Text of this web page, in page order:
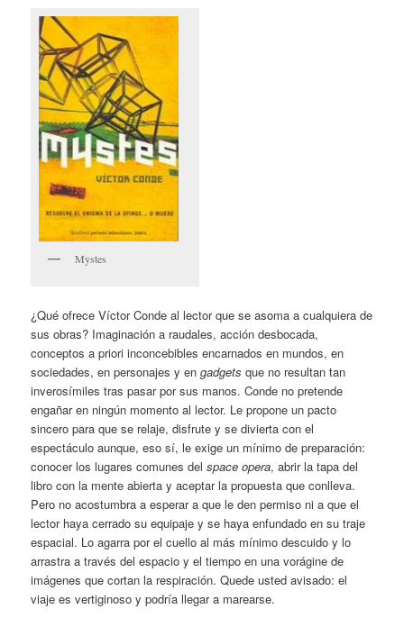
Mystes
¿Qué ofrece Víctor Conde al lector que se asoma a cualquiera de
sus obras? Imaginación a raudales, acción desbocada,
conceptos a priori inconcebibles encarnados en mundos, en
sociedades, en personajes y engadgets que no resultan tan
inverosímiles tras pasar por sus manos. Conde no pretende
engañar en ningún momento al lector. Le propone un pacto
sincero para que se relaje, disfrute y se divierta con el
espectáculo aunque, eso sí, le exige un mínimo de preparación:
conocer los lugares comunes delspace opera, abrir la tapa del
libro con la mente abierta y aceptar la propuesta que conlleva.
Pero no acostumbra a esperar a que le den permiso ni a que el
lector haya cerrado su equipaje y se haya enfundado en su traje
espacial. Lo agarra por el cuello al más mínimo descuido y lo
arrastra a través del espacio y el tiempo en una vorágine de
imágenes que cortan la respiración. Quede usted avisado: el
viaje es vertiginoso y podría llegar a marearse.